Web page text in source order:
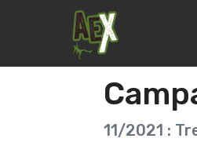
11/2021 :